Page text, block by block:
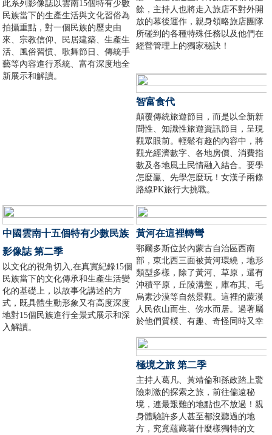
此系列影像誌以雲南15個特有少數
民族當下的生產生活與文化習俗為
拍攝重點，對一個民族的歷史由
來、宗教信仰、民居建築、生產生
活、風俗習慣、歌舞節日、傳統手
藝等內容進行系統、富有深度地全
新展示和解讀。
餘，主持人也將走入旅店不對外開
放的幕後運作，親身領略旅店團隊
所碰到的各種特殊任務以及他們在
經營管理上的獨家秘訣！
智富食代
顛覆傳統旅遊節目，而是以全新新
聞性、知識性旅遊資訊節目，呈現
觀眾眼前。輕鬆有趣的內容中，將
觀光經濟數字、各地房價、消費指
數及各地風土民情融入結合。要學
怎麼贏、先學怎麼玩！女漢子兩條
路線PK旅行大挑戰。
中國雲南十五個特有少數民族
影像誌 第二季
以文化的視角切入,在真實紀錄15個
民族當下的文化傳承和生產生活變
化的基礎上，以故事化講述的方
式，既具體生動形象又有高度深度
地對15個民族進行全景式展示和深
入解讀。
黃河在這裡轉彎
鄂爾多斯位於內蒙古自治區西南
部，東北西三面被黃河環繞，地形
類型多樣，除了黃河、草原，還有
沖積平原，丘陵溝壑，庫布其、毛
烏素沙漠等自然景觀。這裡的蒙漢
人民依山而生、傍水而居。過著屬
於他們質樸、有趣、奇怪同時又幸
極境之旅 第二季
主持人葛凡、黃靖倫和孫政踏上驚
險刺激的探索之旅，前往偏遠秘
境，連最艱難的地點也不放過！親
身體驗許多人甚至都沒聽過的地
方，究竟蘊藏著什麼樣獨特的文